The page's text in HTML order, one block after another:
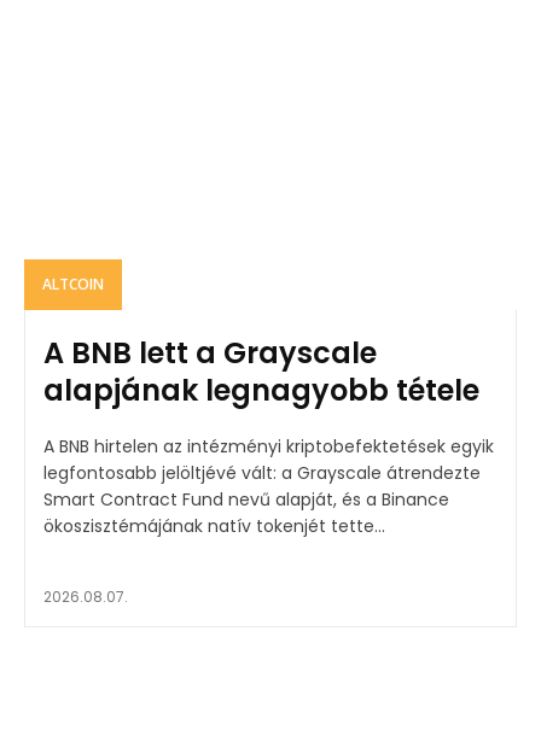
ALTCOIN
A BNB lett a Grayscale
alapjának legnagyobb tétele
A BNB hirtelen az intézményi kriptobefektetések egyik
legfontosabb jelöltjévé vált: a Grayscale átrendezte
Smart Contract Fund nevű alapját, és a Binance
ökoszisztémájának natív tokenjét tette...
2026.08.07.